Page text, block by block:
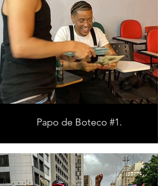
Papo de Boteco #1.